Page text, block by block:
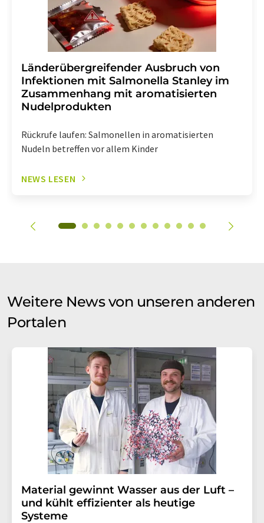
Länderübergreifender Ausbruch von
Infektionen mit Salmonella Stanley im
Zusammenhang mit aromatisierten
Nudelprodukten
Rückrufe laufen: Salmonellen in aromatisierten
Nudeln betreffen vor allem Kinder
NEWS LESEN
Weitere News von unseren anderen
Portalen
Material gewinnt Wasser aus der Luft –
und kühlt effizienter als heutige
Systeme